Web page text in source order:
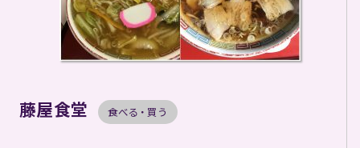
藤屋食堂 食べる・買う